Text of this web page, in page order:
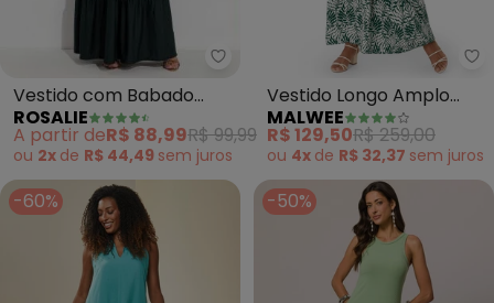
Rosalie - Vestido com Babado
Vestido com Babado
(Verde)
ROSALIE
A partir deR$ 88,99R$ 99,99
ou 2x de R$ 44,49 sem juros
Vestido Longo Amplo
Folhagens (Verde)
MALWEE
R$ 129,50R$ 259,00
ou 4x de R$ 32,37 sem juros
-60% -50%